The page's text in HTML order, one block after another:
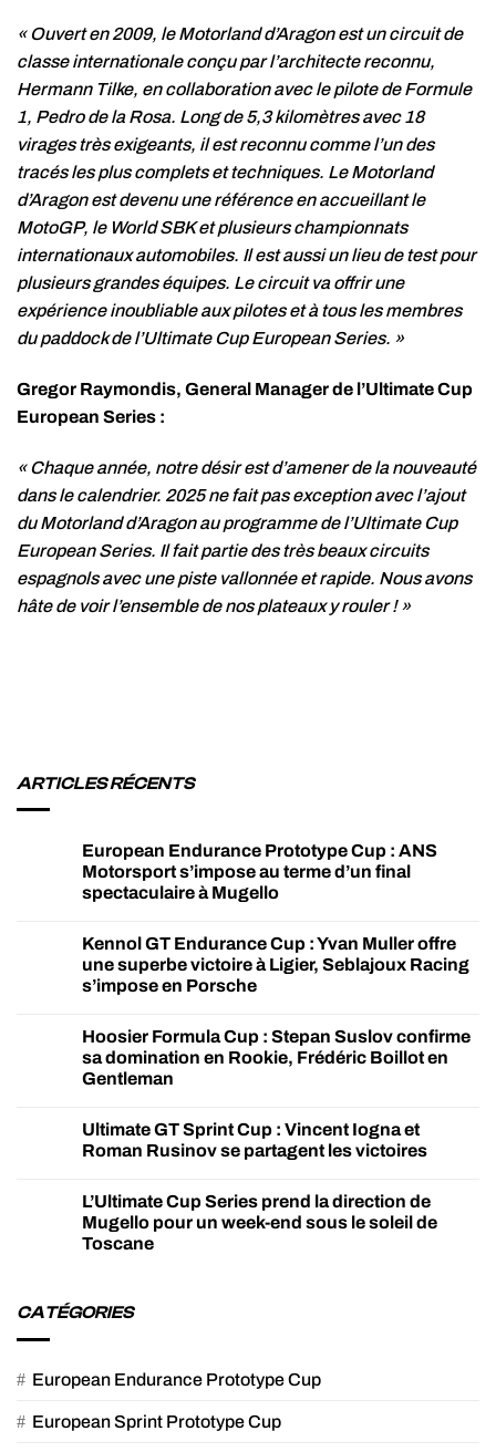
« Ouvert en 2009, le Motorland d’Aragon est un circuit de
classe internationale conçu par l’architecte reconnu,
Hermann Tilke, en collaboration avec le pilote de Formule
1, Pedro de la Rosa. Long de 5,3 kilomètres avec 18
virages très exigeants, il est reconnu comme l’un des
tracés les plus complets et techniques. Le Motorland
d’Aragon est devenu une référence en accueillant le
MotoGP, le World SBK et plusieurs championnats
internationaux automobiles. Il est aussi un lieu de test pour
plusieurs grandes équipes. Le circuit va offrir une
expérience inoubliable aux pilotes et à tous les membres
du paddock de l’Ultimate Cup European Series. »
Gregor Raymondis, General Manager de l’Ultimate Cup
European Series :
« Chaque année, notre désir est d’amener de la nouveauté
dans le calendrier. 2025 ne fait pas exception avec l’ajout
du Motorland d’Aragon au programme de l’Ultimate Cup
European Series. Il fait partie des très beaux circuits
espagnols avec une piste vallonnée et rapide. Nous avons
hâte de voir l’ensemble de nos plateaux y rouler ! »
ARTICLES RÉCENTS
European Endurance Prototype Cup : ANS
Motorsport s’impose au terme d’un final
spectaculaire à Mugello
Kennol GT Endurance Cup : Yvan Muller offre
une superbe victoire à Ligier, Seblajoux Racing
s’impose en Porsche
Hoosier Formula Cup : Stepan Suslov confirme
sa domination en Rookie, Frédéric Boillot en
Gentleman
Ultimate GT Sprint Cup : Vincent Iogna et
Roman Rusinov se partagent les victoires
L’Ultimate Cup Series prend la direction de
Mugello pour un week-end sous le soleil de
Toscane
CATÉGORIES
European Endurance Prototype Cup
European Sprint Prototype Cup